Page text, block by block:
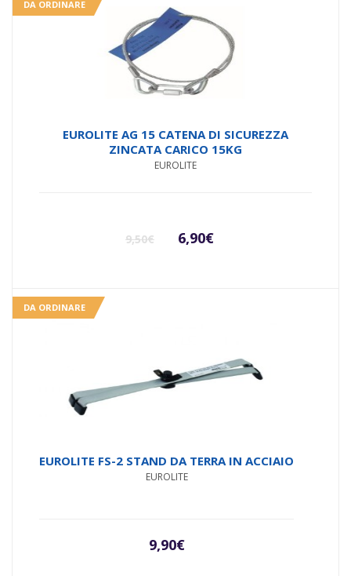
DA ORDINARE
EUROLITE AG 15 CATENA DI SICUREZZA
ZINCATA CARICO 15KG
EUROLITE
9,50€
Il
era:
6,90€
è:
DA ORDINARE
EUROLITE FS-2 STAND DA TERRA IN ACCIAIO
EUROLITE
9,90€